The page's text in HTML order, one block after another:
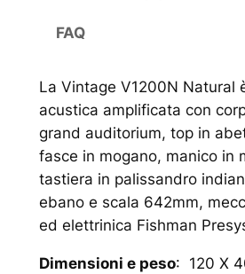
FAQ
La Vintage V1200N Natural
acustica amplificata con
grand auditorium, top in
fasce in mogano, manico in
tastiera in palissandro
ebano e scala 642mm,
ed elettrinica Fishman
Dimensioni e peso: 120 X